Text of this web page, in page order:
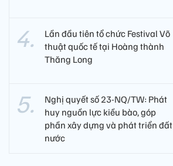
Lần đầu tiên tổ chức Festival Võ
thuật quốc tế tại Hoàng thành
Thăng Long
Nghị quyết số 23-NQ/TW: Phát
huy nguồn lực kiều bào, góp
phần xây dựng và phát triển đất
nước